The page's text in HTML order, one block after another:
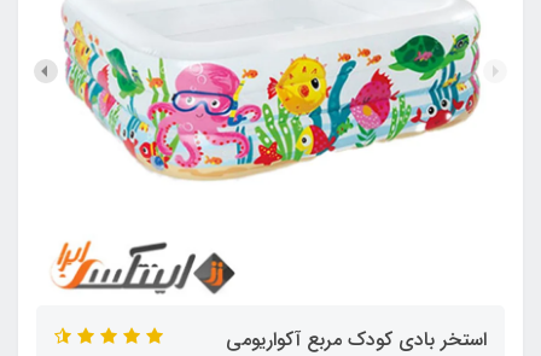
استخر بادی کودک مربع آکواریومی